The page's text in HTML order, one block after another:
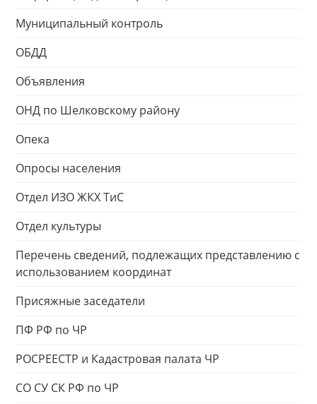
Муниципальный контроль
ОБДД
Объявления
ОНД по Шелковскому району
Опека
Опросы населения
Отдел ИЗО ЖКХ ТиС
Отдел культуры
Перечень сведений, подлежащих представлению с
использованием координат
Присяжные заседатели
ПФ РФ по ЧР
РОСРЕЕСТР и Кадастровая палата ЧР
СО СУ СК РФ по ЧР